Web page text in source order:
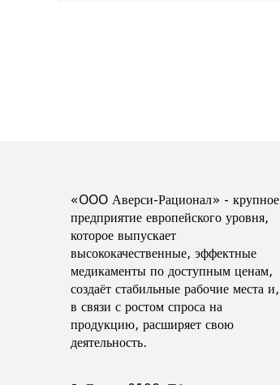
«OOO Аверси-Рационал» - крупное
предприятие европейского уровня,
которое выпускает
высококачественные, эффектные
медикаменты по доступным ценам,
создаёт стабильные рабочие места и,
в связи с ростом спроса на
продукцию, расширяет свою
деятельность.